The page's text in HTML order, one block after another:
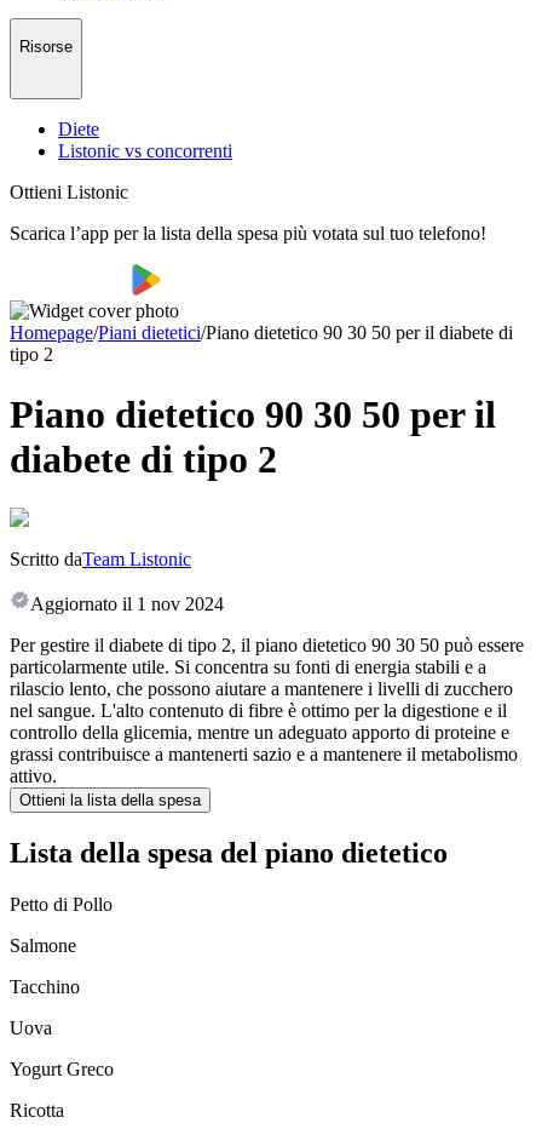
Risorse
Diete
Listonic vs concorrenti
Ottieni Listonic
Scarica l’app per la lista della spesa più votata sul tuo telefono!
Homepage/Piani dietetici/Piano dietetico 90 30 50 per il diabete di
tipo 2
Piano dietetico 90 30 50 per il
diabete di tipo 2
Scritto daTeam Listonic
Aggiornato il 1 nov 2024
Per gestire il diabete di tipo 2, il piano dietetico 90 30 50 può essere
particolarmente utile. Si concentra su fonti di energia stabili e a
rilascio lento, che possono aiutare a mantenere i livelli di zucchero
nel sangue. L'alto contenuto di fibre è ottimo per la digestione e il
controllo della glicemia, mentre un adeguato apporto di proteine e
grassi contribuisce a mantenerti sazio e a mantenere il metabolismo
attivo.
Ottieni la lista della spesa
Lista della spesa del piano dietetico
Petto di Pollo
Salmone
Tacchino
Uova
Yogurt Greco
Ricotta